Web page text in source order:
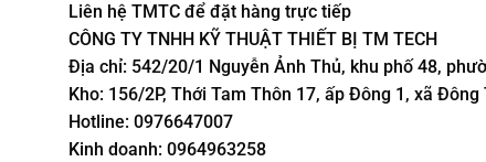
Liên hệ TMTC để đặt hàng trực tiếp
CÔNG TY TNHH KỸ THUẬT THIẾT BỊ TM TECH
Địa chỉ: 542/20/1 Nguyễn Ảnh Thủ, khu phố 48,
Kho: 156/2P, Thới Tam Thôn 17, ấp Đông 1, xã
Hotline: 0976647007
Kinh doanh: 0964963258